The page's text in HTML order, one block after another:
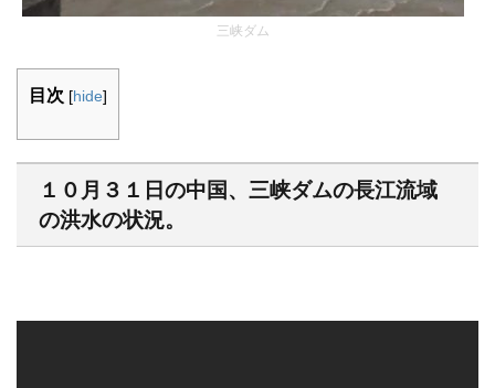
三峡ダム
目次 [hide]
１０月３１日の中国、三峡ダムの長江流域
の洪水の状況。